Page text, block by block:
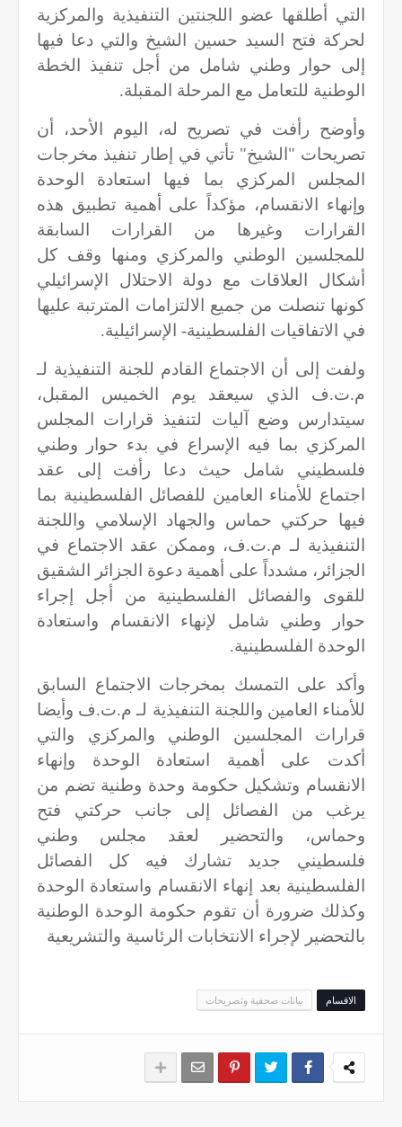
التي أطلقها عضو اللجنتين التنفيذية والمركزية
لحركة فتح السيد حسين الشيخ والتي دعا فيها
إلى حوار وطني شامل من أجل تنفيذ الخطة
الوطنية للتعامل مع المرحلة المقبلة.
وأوضح رأفت في تصريح له، اليوم الأحد، أن
تصريحات "الشيخ" تأتي في إطار تنفيذ مخرجات
المجلس المركزي بما فيها استعادة الوحدة
وإنهاء الانقسام، مؤكداً على أهمية تطبيق هذه
القرارات وغيرها من القرارات السابقة
للمجلسين الوطني والمركزي ومنها وقف كل
أشكال العلاقات مع دولة الاحتلال الإسرائيلي
كونها تنصلت من جميع الالتزامات المترتبة عليها
في الاتفاقيات الفلسطينية- الإسرائيلية.
ولفت إلى أن الاجتماع القادم للجنة التنفيذية لـ
م.ت.ف الذي سيعقد يوم الخميس المقبل،
سيتدارس وضع آليات لتنفيذ قرارات المجلس
المركزي بما فيه الإسراع في بدء حوار وطني
فلسطيني شامل حيث دعا رأفت إلى عقد
اجتماع للأمناء العامين للفصائل الفلسطينية بما
فيها حركتي حماس والجهاد الإسلامي واللجنة
التنفيذية لـ م.ت.ف، وممكن عقد الاجتماع في
الجزائر، مشدداً على أهمية دعوة الجزائر الشقيق
للقوى والفصائل الفلسطينية من أجل إجراء
حوار وطني شامل لإنهاء الانقسام واستعادة
الوحدة الفلسطينية.
وأكد على التمسك بمخرجات الاجتماع السابق
للأمناء العامين واللجنة التنفيذية لـ م.ت.ف وأيضا
قرارات المجلسين الوطني والمركزي والتي
أكدت على أهمية استعادة الوحدة وإنهاء
الانقسام وتشكيل حكومة وحدة وطنية تضم من
يرغب من الفصائل إلى جانب حركتي فتح
وحماس، والتحضير لعقد مجلس وطني
فلسطيني جديد تشارك فيه كل الفصائل
الفلسطينية بعد إنهاء الانقسام واستعادة الوحدة
وكذلك ضرورة أن تقوم حكومة الوحدة الوطنية
بالتحضير لإجراء الانتخابات الرئاسية والتشريعية
الاقسام بيانات صحفية وتصريحات